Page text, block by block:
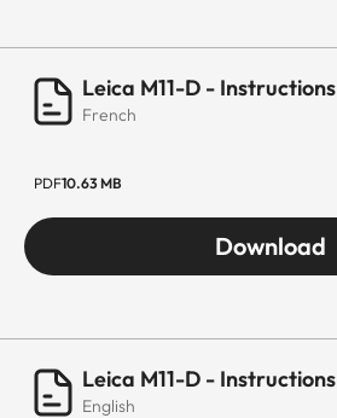
Leica M11-D - Instructions
French
PDF10.63 MB
Download
Leica M11-D - Instructions
English